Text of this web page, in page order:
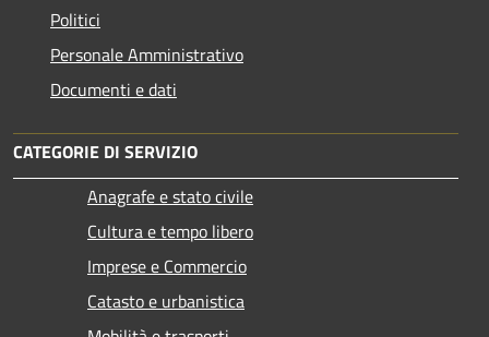
Politici
Personale Amministrativo
Documenti e dati
CATEGORIE DI SERVIZIO
Anagrafe e stato civile
Cultura e tempo libero
Imprese e Commercio
Catasto e urbanistica